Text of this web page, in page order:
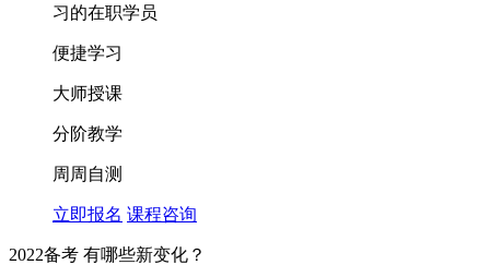
习的在职学员
便捷学习
大师授课
分阶教学
周周自测
立即报名 课程咨询
2022备考 有哪些新变化？